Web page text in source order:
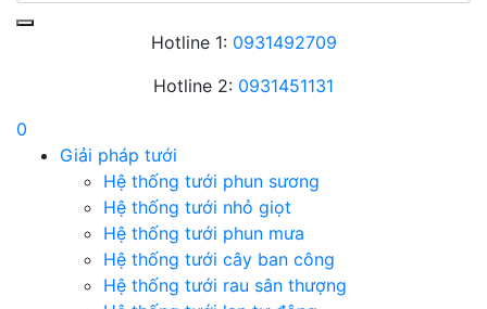
Hotline 1: 0931492709
Hotline 2: 0931451131
0
Giải pháp tưới
Hệ thống tưới phun sương
Hệ thống tưới nhỏ giọt
Hệ thống tưới phun mưa
Hệ thống tưới cây ban công
Hệ thống tưới rau sân thượng